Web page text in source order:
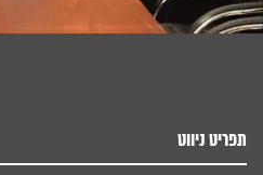
תפריט ניווט